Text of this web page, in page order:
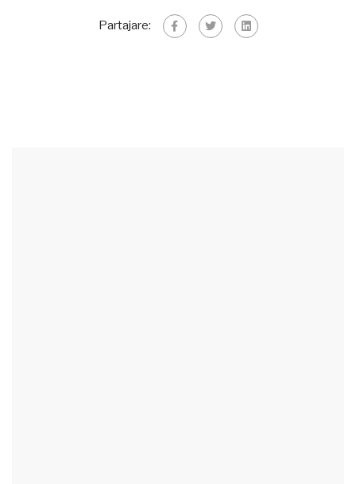
Partajare: